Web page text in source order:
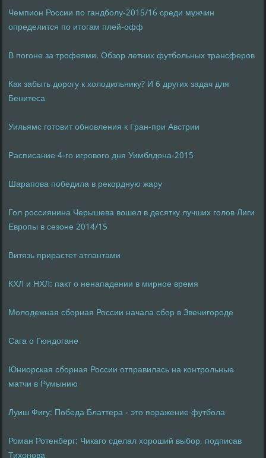
Чемпион России по гандболу-2015/16 среди мужчин
определится по итогам плей-офф
В погоне за трофеями. Обзор летних футбольных трансферов
Как забыть дорогу к холодильнику? И 6 других задач для
Бенитеса
Уильямс готовит обновления к Гран-при Австрии
Расписание 4-го игрового дня Уимблдона-2015
Шарапова победила в рекордную жару
Гол россиянина Черышева вошел в десятку лучших голов Лиги
Европы в сезоне 2014/15
Витязь прирастет атлантами
КХЛ и НХЛ: пакт о ненападении в мирное время
Молодежная сборная России начала сбор в Звенигороде
Сага о Гюндогане
Юниорская сборная России отправилась на контрольные
матчи в Румынию
Луиш Фигу: Победа Блаттера - это поражение футбола
Роман Ротенберг: Чикаго сделал хороший выбор, подписав